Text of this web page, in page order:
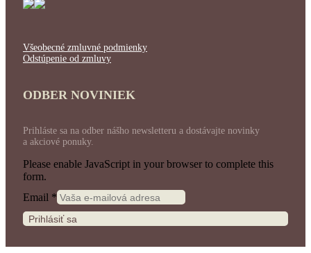
Všeobecné zmluvné podmienky
Odstúpenie od zmluvy
ODBER NOVINIEK
Prihláste sa na odber nášho newsletteru a dostávajte novinky
a akciové ponuky.
Please enable JavaScript in your browser to complete this
form.
Email *
Prihlásiť sa